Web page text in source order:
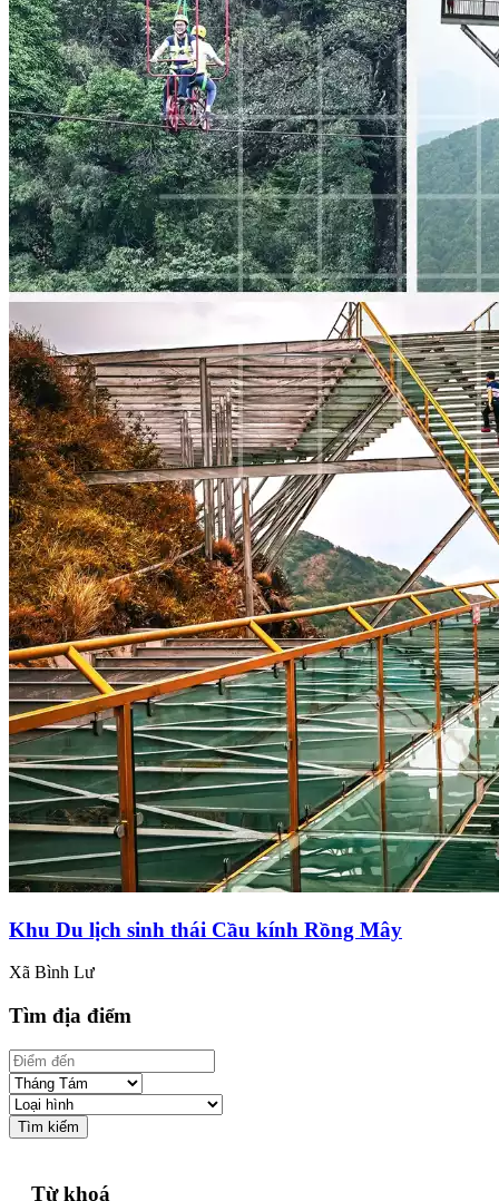
Khu Du lịch sinh thái Cầu kính Rồng Mây
Xã Bình Lư
Tìm địa điểm
Tìm kiếm
Từ khoá